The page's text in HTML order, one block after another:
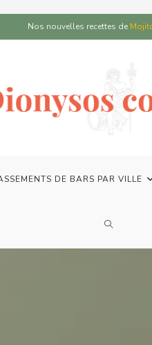
Nos nouvelles recettes de
DE BARS PAR VILLE